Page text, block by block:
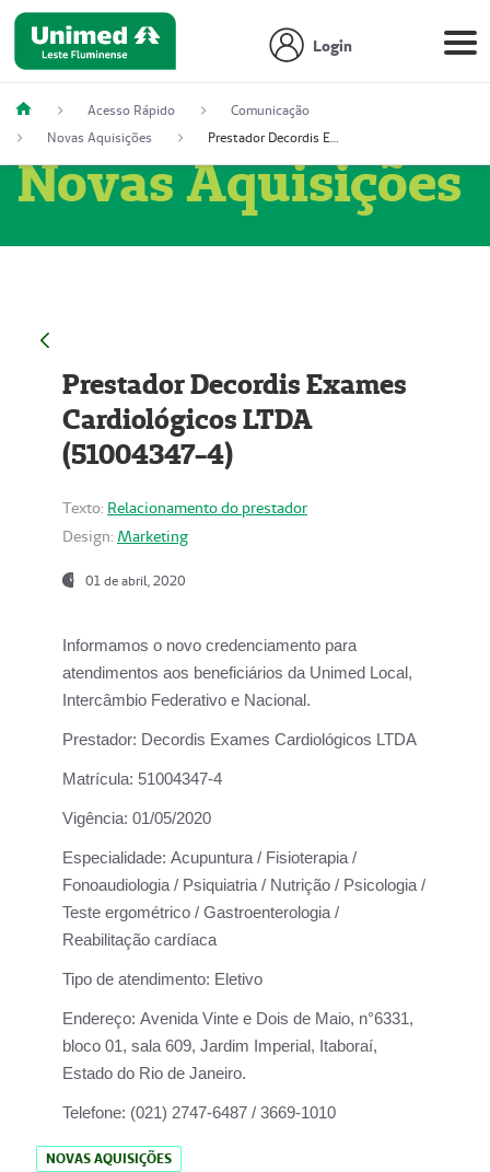
Login
Acesso Rápido
Comunicação
Novas Aquisições
Prestador Decordis Exames Cardiológicos LTDA (51004347-4)
Novas Aquisições
Prestador Decordis Exames
Cardiológicos LTDA
(51004347-4)
Texto: Relacionamento do prestador
Design: Marketing
01 de abril, 2020
Informamos o novo credenciamento para
atendimentos aos beneficiários da Unimed Local,
Intercâmbio Federativo e Nacional.
Prestador: Decordis Exames Cardiológicos LTDA
Matrícula: 51004347-4
Vigência: 01/05/2020
Especialidade: Acupuntura / Fisioterapia /
Fonoaudiologia / Psiquiatria / Nutrição / Psicologia /
Teste ergométrico / Gastroenterologia /
Reabilitação cardíaca
Tipo de atendimento: Eletivo
Endereço: Avenida Vinte e Dois de Maio, n°6331,
bloco 01, sala 609, Jardim Imperial, Itaboraí,
Estado do Rio de Janeiro.
Telefone: (021) 2747-6487 / 3669-1010
NOVAS AQUISIÇÕES